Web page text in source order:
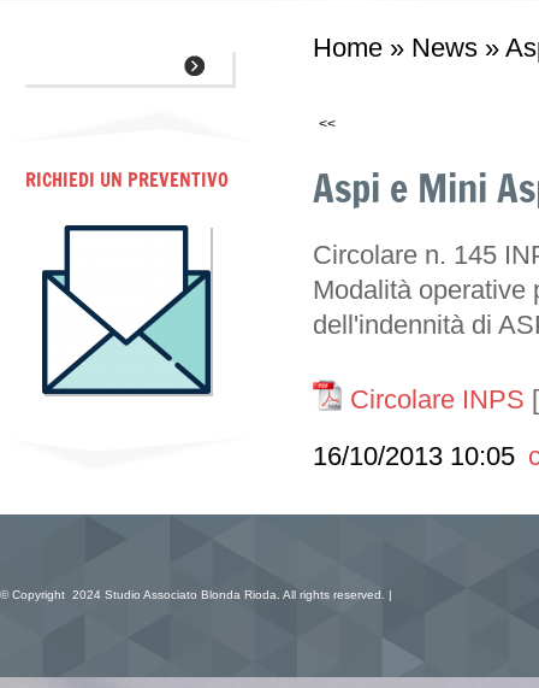
Home » News »
<<
Aspi e Mini
Circolare n. 145
Modalità operative
dell'indennità di
Circolare INPS
16/10/2013 10:05
RICHIEDI UN PREVENTIVO
© Copyright 2024 Studio Associato Blonda Rioda. All rights reserved. |